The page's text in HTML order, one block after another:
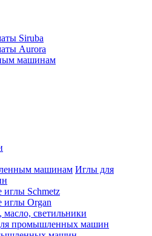
Siruba
Aurora
машинам
машинам Иглы для
Schmetz
Organ
светильники
промышленных машин